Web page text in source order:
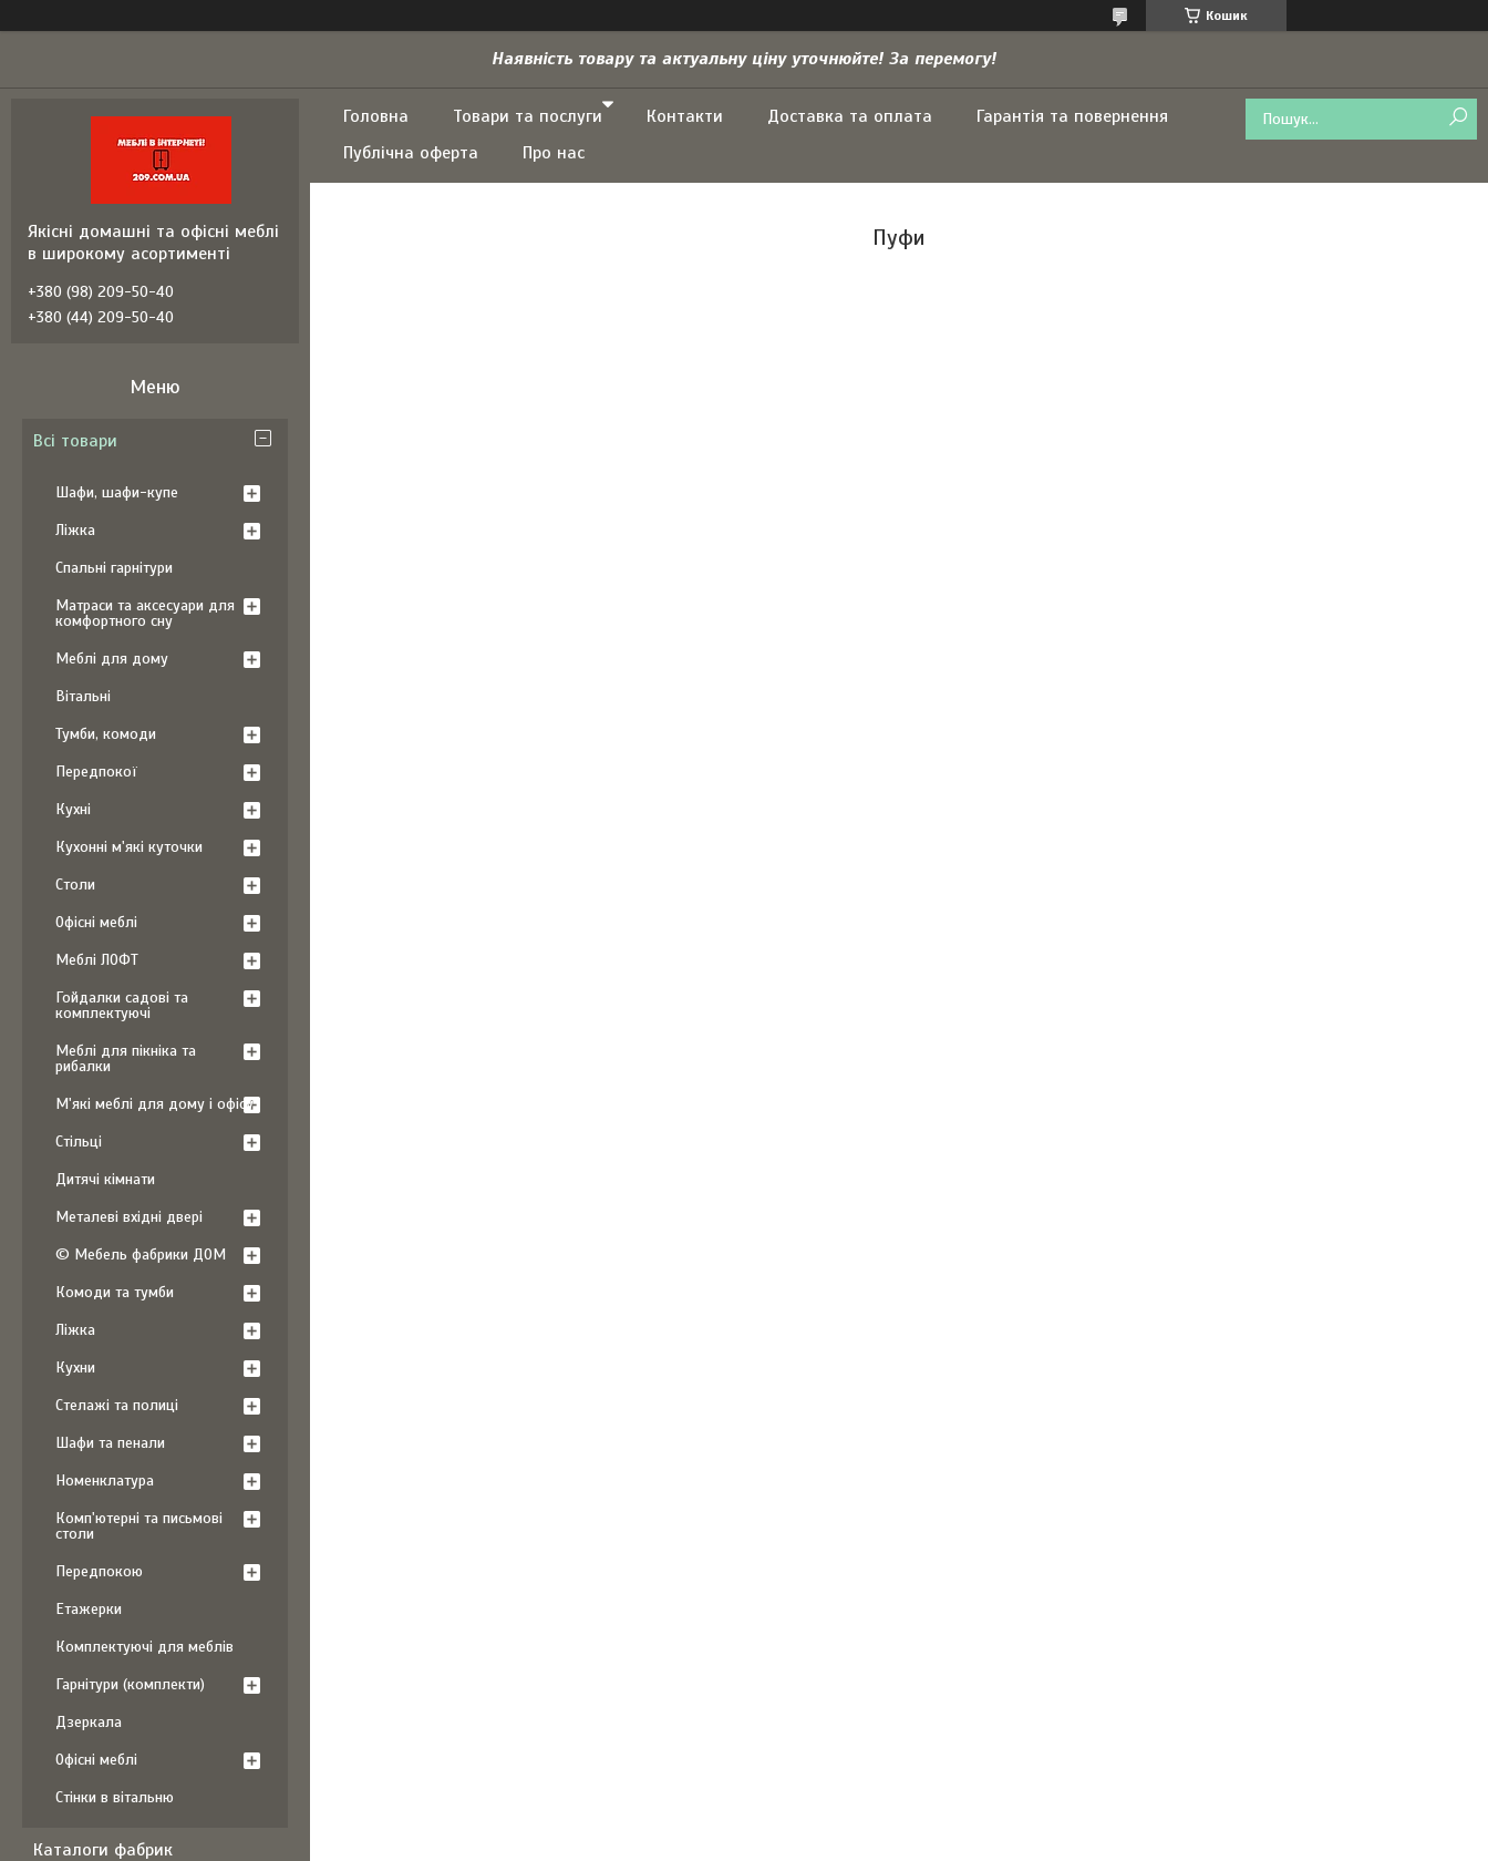
Кошик
Наявність товару та актуальну ціну уточнюйте! За перемогу!
Головна Товари та послуги Контакти Доставка та оплата
Гарантія та повернення
Публічна оферта
Про нас
Пуфи
Якісні домашні та офісні меблі
в широкому асортименті
+380 (98) 209-50-40
+380 (44) 209-50-40
Всі товари
Шафи, шафи-купе
Ліжка
Спальні гарнітури
Матраси та аксесуари для
комфортного сну
Меблі для дому
Вітальні
Тумби, комоди
Передпокої
Кухні
Кухонні м'які куточки
Столи
Офісні меблі
Меблі ЛОФТ
Гойдалки садові та
комплектуючі
Меблі для пікніка та
рибалки
М'які меблі для дому і офісу
Стільці
Дитячі кімнати
Металеві вхідні двері
© Мебель фабрики ДОМ
Комоди та тумби
Ліжка
Кухни
Стелажі та полиці
Шафи та пенали
Номенклатура
Комп'ютерні та письмові
столи
Передпокою
Етажерки
Комплектуючі для меблів
Гарнітури (комплекти)
Дзеркала
Офісні меблі
Стінки в вітальню
Каталоги фабрик